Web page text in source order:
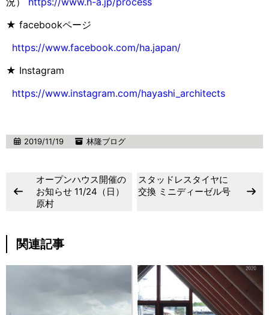
★ facebookページ
https://www.facebook.com/ha.japan/
★ Instagram
https://www.instagram.com/hayashi_architects
2019/11/19 林隆ブログ
オープンハウス開催の
お知らせ 11/24（日）
原村
スタッドレスタイヤに
交換 ミニディーゼル号
関連記事